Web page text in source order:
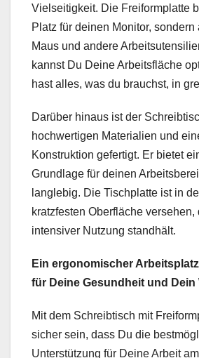
Vielseitigkeit. Die Freiformplatte
Platz für deinen Monitor, sondern
Maus und andere
kannst Du Deine Arbeitsfläche
hast alles, was du brauchst, in
Darüber hinaus ist der
hochwertigen Materialien und
Konstruktion gefertigt. Er bietet
Grundlage für deinen
langlebig. Die Tischplatte ist in
kratzfesten Oberfläche versehen,
intensiver Nutzung standhält.
Ein ergonomischer Arbeitsplatz
für Deine Gesundheit und
Mit dem Schreibtisch mit
sicher sein, dass Du die
Unterstützung für Deine Arbeit